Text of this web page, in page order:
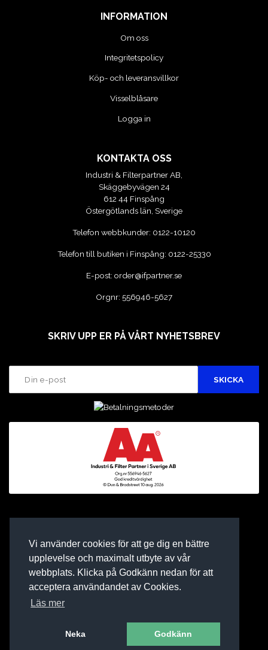
Vi använder cookies för att ge dig en bättre
upplevelse och maximalt utbyte av vår
webbplats. Klicka på Godkänn nedan för att
acceptera användandet av Cookies.
Läs mer
Neka Godkänn
INFORMATION
Om oss
Integritetspolicy
Köp- och leveransvillkor
Visselblåsare
Logga in
KONTAKTA OSS
Industri & Filterpartner AB,
Skäggebyvägen 24
612 44 Finspång
Östergötlands län, Sverige
Telefon webbkunder: 0122-10120
Telefon till butiken i Finspång: 0122-25330
E-post: order@ifpartner.se
Orgnr: 556946-5627
SKRIV UPP ER PÅ VÅRT NYHETSBREV
E-BUTIK AV BINEA